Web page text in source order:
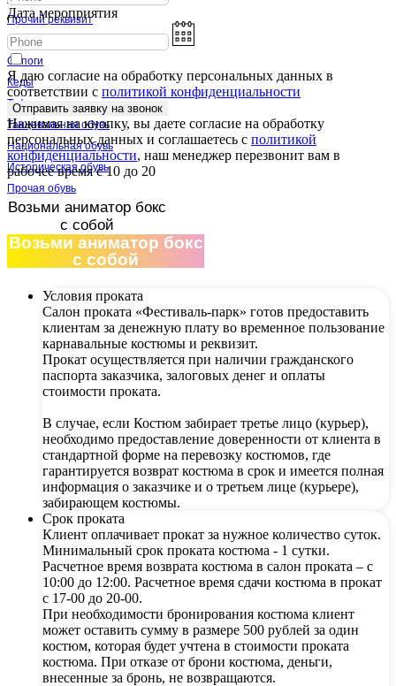
Прочий реквизит
Обувь
Сапоги
Кеды
Туфли
Танцевальная обувь
Национальная обувь
Историческая обувь
Прочая обувь
Возьми аниматор бокс
с собой
Возьми аниматор бокс
с собой
Дата мероприятия
Я даю согласие на обработку персональных данных в
соответствии с политикой конфиденциальности
Отправить заявку на звонок
Нажимая на кнопку, вы даете согласие на обработку
персональных данных и соглашаетесь c политикой
конфиденциальности, наш менеджер перезвонит вам в
рабочее время с 10 до 20
Правила проката
Условия проката
Салон проката «Фестиваль-парк» готов предоставить
клиентам за денежную плату во временное пользование
карнавальные костюмы и реквизит.
Прокат осуществляется при наличии гражданского
паспорта заказчика, залоговых денег и оплаты
стоимости проката.
В случае, если Костюм забирает третье лицо (курьер),
необходимо предоставление доверенности от клиента в
стандартной форме на перевозку костюмов, где
гарантируется возврат костюма в срок и имеется полная
информация о заказчике и о третьем лице (курьере),
забирающем костюмы.
Срок проката
Клиент оплачивает прокат за нужное количество суток.
Минимальный срок проката костюма - 1 сутки.
Расчетное время возврата костюма в салон проката – с
10:00 до 12:00. Расчетное время сдачи костюма в прокат
с 17-00 до 20-00.
При необходимости бронирования костюма клиент
может оставить сумму в размере 500 рублей за один
костюм, которая будет учтена в стоимости проката
костюма. При отказе от брони костюма, деньги,
внесенные за бронь, не возвращаются.